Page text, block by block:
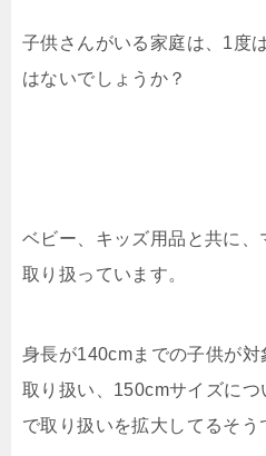
子供さんがいる家庭は、1度
はないでしょうか？
ベビー、キッズ用品と共に、
取り扱っています。
身長が140cmまでの子供が
取り扱い、150cmサイズにつ
で取り扱いを拡大してるそう